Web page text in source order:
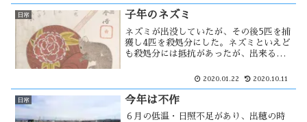
いう事になるが、無症状感染者が多く存
在？
日常 子年のネズミ
ネズミが出没していたが、その後5匹を捕
獲し4匹を殺処分にした。ネズミといえど
も殺処分には抵抗があったが、出来るだ
は、ネズミは大黒様の使いとされてい
がありそうな・・・
2020.01.22 2020.10.11
日常 今年は不作
６月の低温・日照不足があり、出穂の時